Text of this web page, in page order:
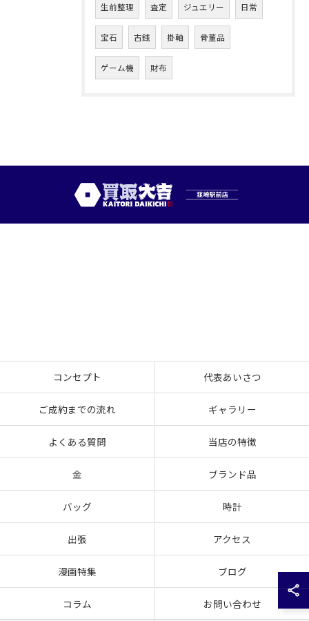
生前整理 査定 ジュエリー 日常
宝石 古銭 掛軸 骨董品
ゲーム機 財布
コンセプト 代表あいさつ
ご成約までの流れ ギャラリー
よくある質問 当店の特徴
金 ブランド品
バッグ 時計
出張 アクセス
漫画特集 ブログ
コラム お問い合わせ